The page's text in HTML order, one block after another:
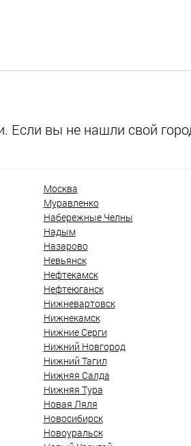
вы не нашли свой
Москва
Муравленко
Набережные Челны
Надым
Назарово
Невьянск
Нефтекамск
Нефтеюганск
Нижневартовск
Нижнекамск
Нижние Серги
Нижний Новгород
Нижний Тагил
Нижняя Салда
Нижняя Тура
Новая Ляля
Новосибирск
Новоуральск